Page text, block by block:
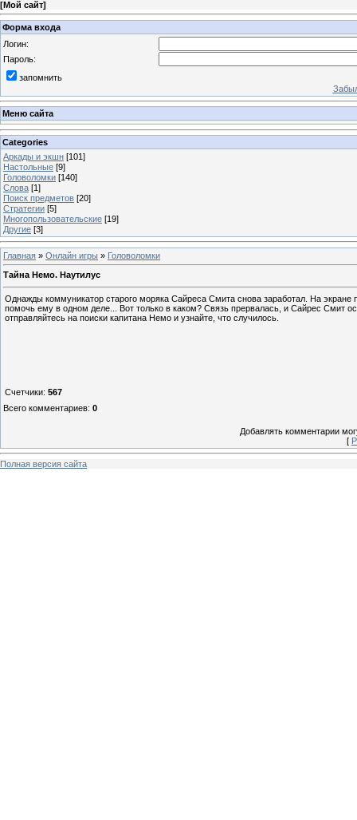
[Мой сайт]
Форма входа
Логин:
Пароль:
запомнить
Меню сайта
Categories
Аркады и экшн [101]
Настольные [9]
Головоломки [140]
Слова [1]
Поиск предметов [20]
Стратегии [5]
Многопользовательские [19]
Другие [3]
Главная » Онлайн игры » Головоломки
Тайна Немо. Наутилус
Однажды коммуникатор старого моряка Сайреса Смита снова заработал. На экране
помочь ему в одном деле... Вот только в каком? Связь прервалась, и Сайрес Смит
отправляйтесь на поиски капитана Немо и узнайте, что случилось.
Счетчики: 567
Всего комментариев: 0
Добавлять комментарии
[
Полная версия сайта